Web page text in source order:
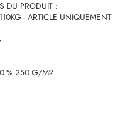
DU PRODUIT :
- ARTICLE UNIQUEMENT
% 250 G/M2